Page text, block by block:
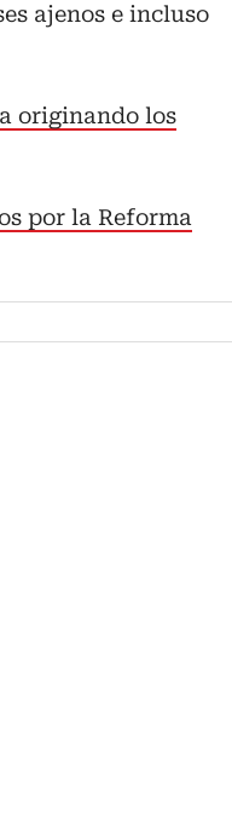
ajenos e incluso
originando los
por la Reforma